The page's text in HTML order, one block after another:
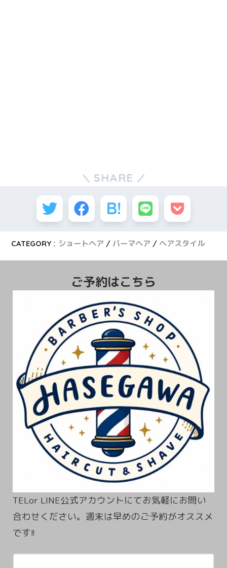
SHARE
CATEGORY : ショートヘア パーマヘア ヘアスタイル
ご予約はこちら
TELor LINE公式アカウントにてお気軽にお問い
合わせください。週末は早めのご予約がオススメ